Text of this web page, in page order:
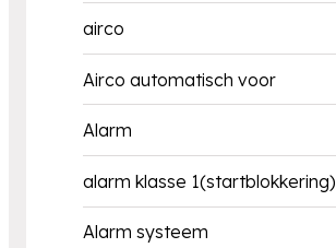
airco
Airco automatisch voor
Alarm
alarm klasse 1(startblokkering)
Alarm systeem